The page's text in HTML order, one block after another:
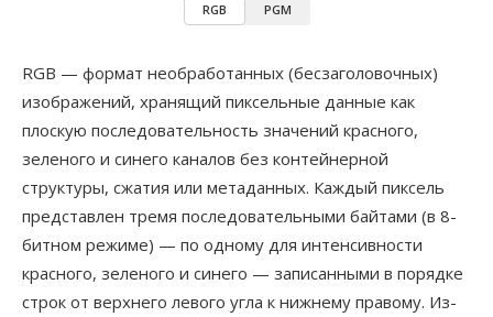
RGB PGM
RGB — формат необработанных (бесзаголовочных)
изображений, хранящий пиксельные данные как
плоскую последовательность значений красного,
зеленого и синего каналов без контейнерной
структуры, сжатия или метаданных. Каждый пиксель
представлен тремя последовательными байтами (в 8-
битном режиме) — по одному для интенсивности
красного, зеленого и синего — записанными в порядке
строк от верхнего левого угла к нижнему правому. Из-